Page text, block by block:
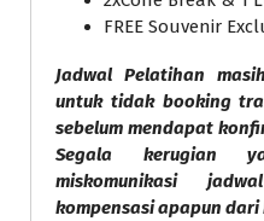
FREE Souvenir
Jadwal Pelatihan
untuk tidak booking
sebelum mendapat
Segala kerugian
miskomunikasi
kompensasi apapun dari